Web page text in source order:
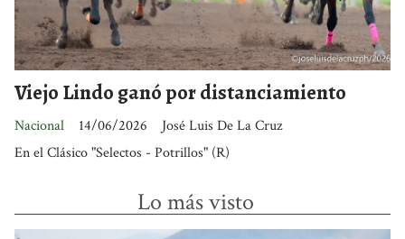
Viejo Lindo ganó por distanciamiento
José Luis De La Cruz
Nacional
14/06/2026
En el Clásico "Selectos - Potrillos" (R)
Lo más visto